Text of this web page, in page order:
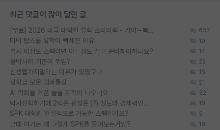
최근 댓글이 많이 달린 글
[무료] 2026 미국 대학원 유학 스타터팩 - 가이드북 & 합격자 컨택메일 템플릿 652
미박 탑스쿨 유학이 빡세진 이유 19
혹시 이정도 스펙이면 어느정도 잡고 준비해야하나요? 14
물박사의 기준이 뭐임? 22
신생랩가지말라는 이유가 있었구나 16
장학금 모은 랩비통장 21
AI 학회들 거품 슬슬 지적이 나오네요 32
박사진학하기에 2억은 괜찮은 (?) 정도의 경제력인가요 16
SPK 대학원 현실적으로 가능한 스펙인가요? 5
근데 여기는 왜 그렇게 SPK를 물어보는거임? 16